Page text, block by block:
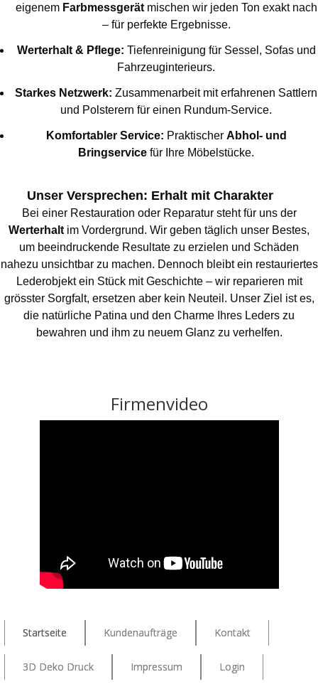
eigenem Farbmessgerätmischen wir jeden Ton exakt nach
– für perfekte Ergebnisse.
Werterhalt & Pflege: Tiefenreinigung für Sessel, Sofas und
Fahrzeuginterieurs.
Starkes Netzwerk: Zusammenarbeit mit erfahrenen Sattlern
und Polsterern für einen Rundum-Service.
Komfortabler Service: Praktischer Abhol- und
Bringservice für Ihre Möbelstücke.
Unser Versprechen: Erhalt mit Charakter
Bei einer Restauration oder Reparatur steht für uns der
Werterhalt im Vordergrund. Wir geben täglich unser Bestes,
um beeindruckende Resultate zu erzielen und Schäden
nahezu unsichtbar zu machen. Dennoch bleibt ein restauriertes
Lederobjekt ein Stück mit Geschichte – wir reparieren mit
grösster Sorgfalt, ersetzen aber kein Neuteil. Unser Ziel ist es,
die natürliche Patina und den Charme Ihres Leders zu
bewahren und ihm zu neuem Glanz zu verhelfen.
Firmenvideo
Startseite Kundenaufträge Kontakt
3D Deko Druck Impressum Login